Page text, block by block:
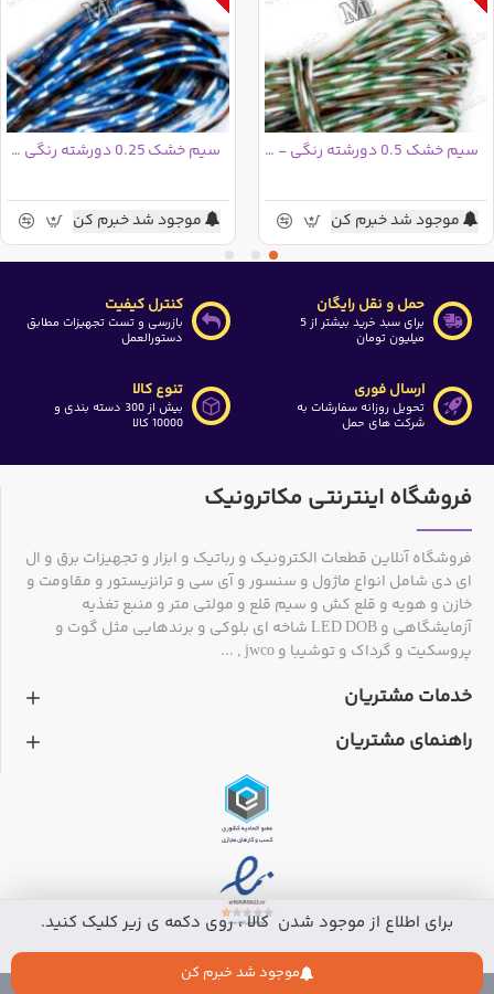
برای اطلاع از موجود شدن کالا ، روی دکمه ی زیر کلیک کنید.
موجود شد خبرم کن
سیم خشک 0.5 دورشته رنگی - 5 متری
موجود شد خبرم کن
سیم خشک 0.25 دورشته رنگی - پنج متری
موجود شد خبرم کن
حمل و نقل رایگان
برای سبد خرید بیشتر از 5
میلیون تومان
کنترل کیفیت
بازرسی و تست تجهیزات مطابق
دستورالعمل
ارسال فوری
تحویل روزانه سفارشات به
شرکت های حمل
تنوع کالا
بیش از 300 دسته بندی و
10000 کالا
فروشگاه اینترنتی مکاترونیک
فروشگاه آنلاین قطعات الکترونیک و رباتیک و ابزار و تجهیزات برق و ال
ای دی شامل انواع ماژول و سنسور و آی سی و ترانزیستور و مقاومت و
خازن و هویه و قلع کش و سیم قلع و مولتی متر و منبع تغذیه
آزمایشگاهی و LED DOB شاخه ای بلوکی و برندهایی مثل گوت و
پروسکیت و گرداک و توشیبا و jwco , ...
خدمات مشتریان
راهنمای مشتریان